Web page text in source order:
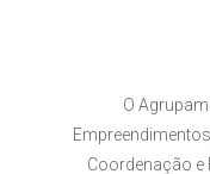
O
Coordenação e